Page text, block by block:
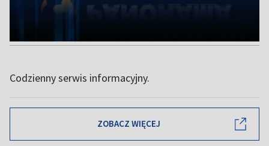
Codzienny serwis informacyjny.
ZOBACZ WIĘCEJ